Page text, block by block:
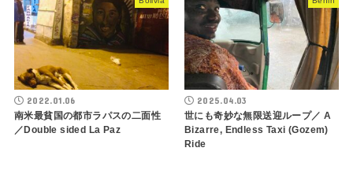
2022.01.06
南米最貧国の都市ラパスの二面性
／Double sided La Paz
2025.04.03
世にも奇妙な無限送迎ループ／ A
Bizarre, Endless Taxi (Gozem)
Ride